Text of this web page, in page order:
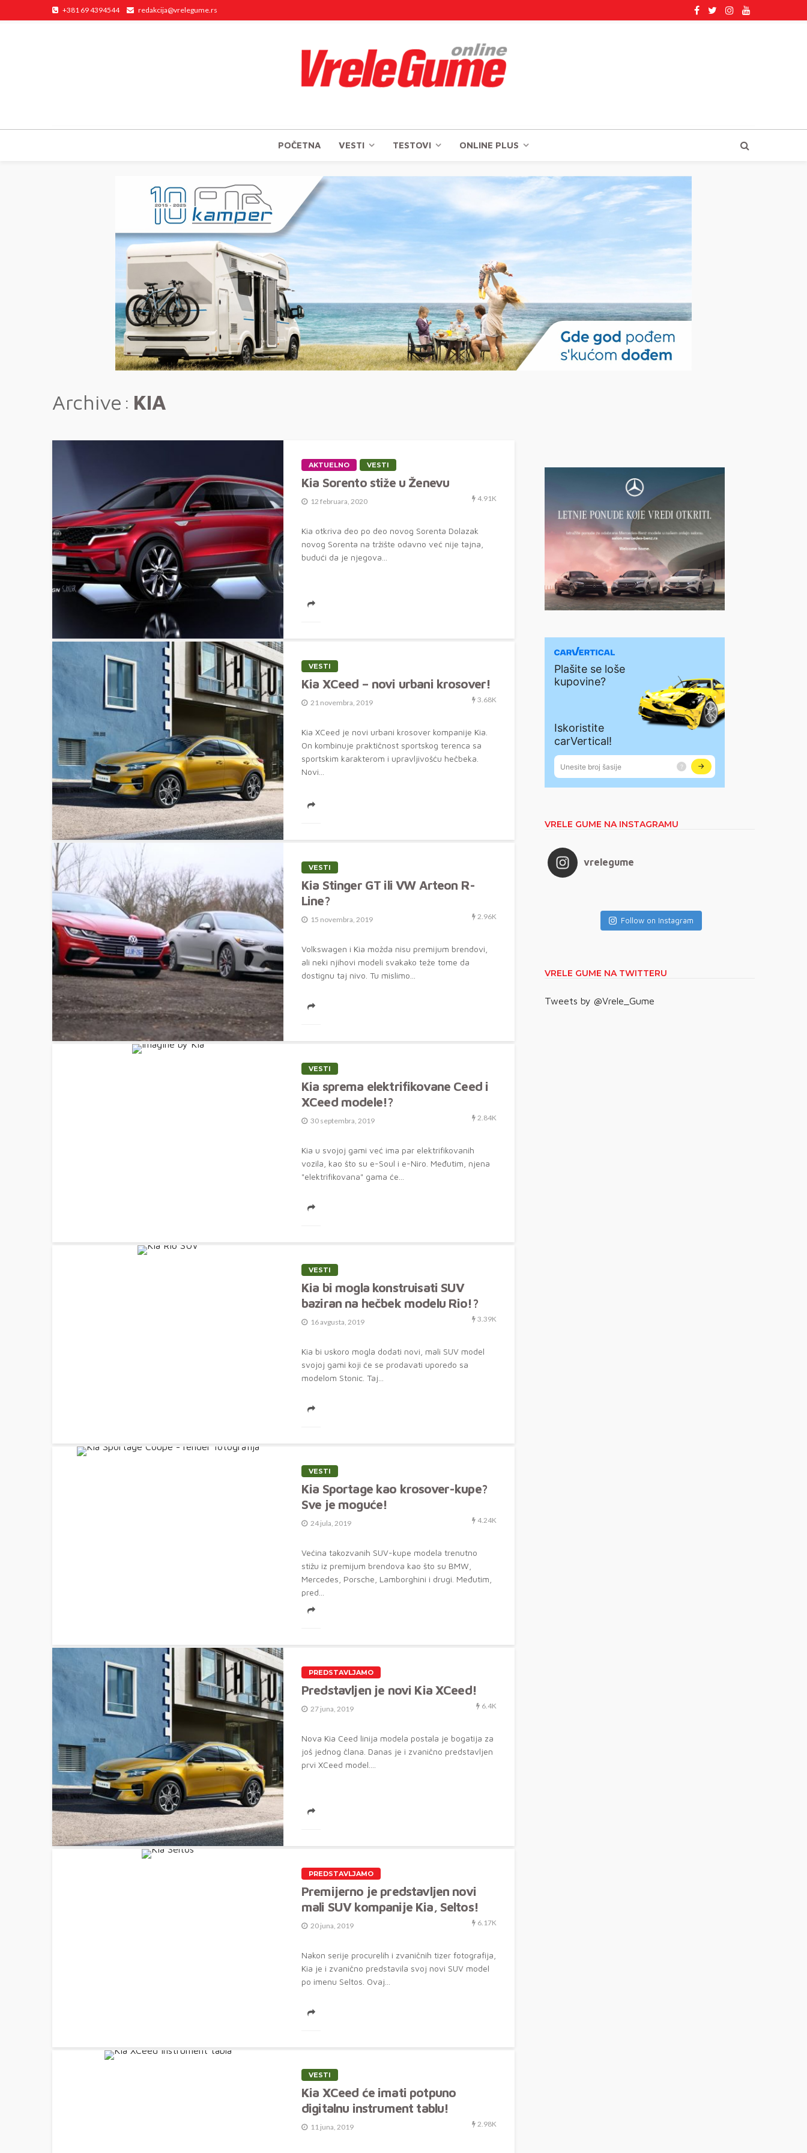
+381 69 4394544 redakcija@vrelegume.rs
POČETNA VESTI TESTOVI ONLINE PLUS
Archive KIA
AKTUELNO VESTI
Kia Sorento stiže u Ženevu
12 februara, 2020 4.91K
Kia otkriva deo po deo novog Sorenta Dolazak
novog Sorenta na tržište odavno već nije tajna,
budući da je njegova...
VESTI
Kia XCeed – novi urbani krosover!
21 novembra, 2019 3.68K
Kia XCeed je novi urbani krosover kompanije Kia.
On kombinuje praktičnost sportskog terenca sa
sportskim karakterom i upravljivošću hečbeka.
Novi...
VESTI
Kia Stinger GT ili VW Arteon R-
Line?
15 novembra, 2019 2.96K
Volkswagen i Kia možda nisu premijum brendovi,
ali neki njihovi modeli svakako teže tome da
dostignu taj nivo. Tu mislimo...
VESTI
Kia sprema elektrifikovane Ceed i
XCeed modele!?
30 septembra, 2019 2.84K
Kia u svojoj gami već ima par elektrifikovanih
vozila, kao što su e-Soul i e-Niro. Međutim, njena
"elektrifikovana" gama će...
VESTI
Kia bi mogla konstruisati SUV
baziran na hečbek modelu Rio!?
16 avgusta, 2019 3.39K
Kia bi uskoro mogla dodati novi, mali SUV model
svojoj gami koji će se prodavati uporedo sa
modelom Stonic. Taj...
VESTI
Kia Sportage kao krosover-kupe?
Sve je moguće!
24 jula, 2019 4.24K
Većina takozvanih SUV-kupe modela trenutno
stižu iz premijum brendova kao što su BMW,
Mercedes, Porsche, Lamborghini i drugi. Međutim,
pred...
PREDSTAVLJAMO
Predstavljen je novi Kia XCeed!
27 juna, 2019 6.4K
Nova Kia Ceed linija modela postala je bogatija za
još jednog člana. Danas je i zvanično predstavljen
prvi XCeed model....
PREDSTAVLJAMO
Premijerno je predstavljen novi
mali SUV kompanije Kia, Seltos!
20 juna, 2019 6.17K
Nakon serije procurelih i zvaničnih tizer fotografija,
Kia je i zvanično predstavila svoj novi SUV model
po imenu Seltos. Ovaj...
VESTI
Kia XCeed će imati potpuno
digitalnu instrument tablu!
11 juna, 2019 2.98K
VRELE GUME NA INSTAGRAMU
vrelegume
Follow on Instagram
VRELE GUME NA TWITTERU
Tweets by @Vrele_Gume